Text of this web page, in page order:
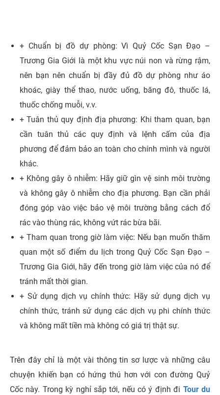
+ Chuẩn bị đồ dự phòng: Vì Quỷ Cốc Sạn Đạo –
Trương Gia Giới là một khu vực núi non và rừng rậm,
nên bạn nên chuẩn bị đầy đủ đồ dự phòng như áo
khoác, giày thể thao, nước uống, băng đô, thuốc lá,
thuốc chống muỗi, v.v.
+ Tuân thủ quy định địa phương: Khi tham quan, bạn
cần tuân thủ các quy định và lệnh cấm của địa
phương để đảm bảo an toàn cho chính mình và người
khác.
+ Không gây ô nhiễm: Hãy giữ gìn vệ sinh môi trường
và không gây ô nhiễm cho địa phương. Bạn cần phải
đóng góp vào việc bảo vệ môi trường bằng cách đổ
rác vào thùng rác, không vứt rác bừa bãi.
+ Tham quan trong giờ làm việc: Nếu bạn muốn thăm
quan một số điểm du lịch trong Quỷ Cốc Sạn Đạo –
Trương Gia Giới, hãy đến trong giờ làm việc của nó để
tránh mất thời gian.
+ Sử dụng dịch vụ chính thức: Hãy sử dụng dịch vụ
chính thức, tránh sử dụng các dịch vụ phi chính thức
và không mất tiền mà không có giá trị thật sự.
Trên đây chỉ là một vài thông tin sơ lược và những câu
chuyện khiến bạn có hứng thú hơn với con đường Quỷ
Cốc này. Trong kỳ nghỉ sắp tới, nếu có ý định đi Tour du